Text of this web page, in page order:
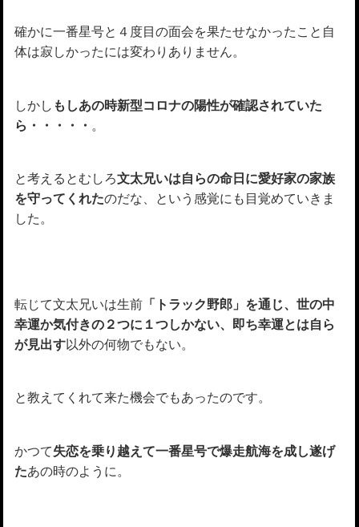
確かに一番星号と４度目の面会を果たせなかったこと自
体は寂しかったには変わりありません。
しかし もしあの時新型コロナの陽性が確認されていた
ら・・・・・ 。
と考えるとむしろ文太兄いは自らの命日に愛好家の家族
を守ってくれたのだな、という感覚にも目覚めていきま
した。
転じて文太兄いは生前「トラック野郎」を通じ、世の中
幸運か気付きの２つに１つしかない、即ち幸運とは自ら
が見出す以外の何物でもない。
と教えてくれて来た機会でもあったのです。
かつて失恋を乗り越えて一番星号で爆走航海を成し遂げ
たあの時のように。